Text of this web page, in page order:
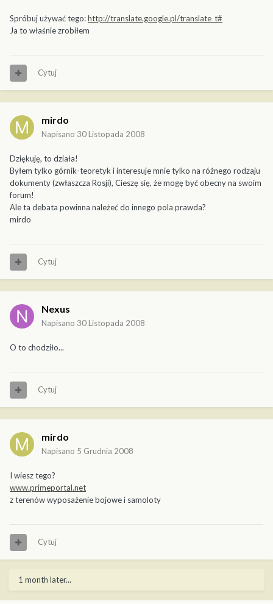
Spróbuj używać tego:http://translate.google.pl/translate_t#
Ja to właśnie zrobiłem
Cytuj
mirdo
Napisano 30 Listopada 2008
Dziękuję, to działa!
Byłem tylko górnik-teoretyk i interesuje mnie tylko na różnego rodzaju
dokumenty (zwłaszcza Rosji), Cieszę się, że mogę być obecny na swoim
forum!
Ale ta debata powinna należeć do innego pola prawda?
mirdo
Cytuj
Nexus
Napisano 30 Listopada 2008
O to chodziło...
Cytuj
mirdo
Napisano 5 Grudnia 2008
I wiesz tego?
www.primeportal.net
z terenów wyposażenie bojowe i samoloty
Cytuj
1 month later...